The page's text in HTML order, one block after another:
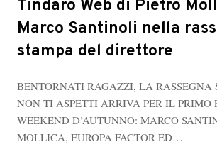
Tindaro Web di Pietro
Marco Santinoli nella
stampa del direttore
​​BENTORNATI RAGAZZI, LA RASSEGNA
NON TI ASPETTI ARRIVA PER IL PRIMO
WEEKEND D’AUTUNNO: MARCO
MOLLICA, EUROPA FACTOR ED…